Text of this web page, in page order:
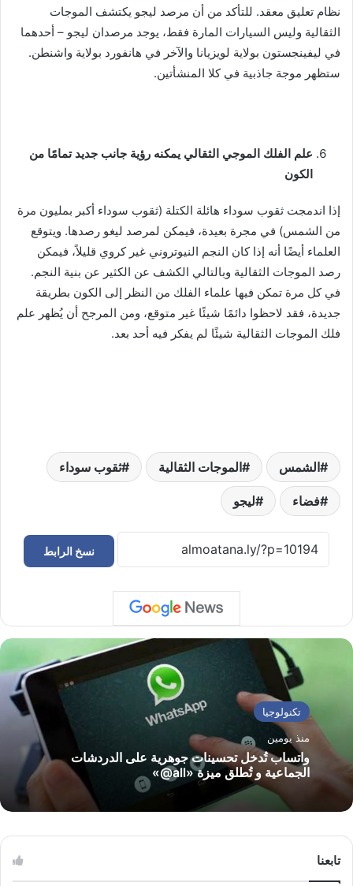
نظام تعليق معقد. للتأكد من أن مرصد ليجو يكتشف الموجات
الثقالية وليس السيارات المارة فقط، يوجد مرصدان ليجو – أحدهما
في ليفينجستون بولاية لويزيانا والآخر في هانفورد بولاية واشنطن.
ستظهر موجة جاذبية في كلا المنشأتين.
علم الفلك الموجي الثقالي يمكنه رؤية جانب جديد تمامًا من
الكون
إذا اندمجت ثقوب سوداء هائلة الكتلة (ثقوب سوداء أكبر بمليون مرة
من الشمس) في مجرة ​​بعيدة، فيمكن لمرصد ليغو رصدها. ويتوقع
العلماء أيضًا أنه إذا كان النجم النيوتروني غير كروي قليلاً، فيمكن
رصد الموجات الثقالية وبالتالي الكشف عن الكثير عن بنية النجم.
في كل مرة تمكن فيها علماء الفلك من النظر إلى الكون بطريقة
جديدة، فقد لاحظوا دائمًا شيئًا غير متوقع، ومن المرجح أن يُظهر علم
فلك الموجات الثقالية شيئًا لم يفكر فيه أحد بعد.
الشمس الموجات الثقالية ثقوب سوداء
فضاء ليجو
نسخ الرابط
تكنولوجيا
منذ يومين
واتساب تُدخل تحسينات جوهرية على الدردشات
الجماعية و تُطلق ميزة «all@»
تابعنا